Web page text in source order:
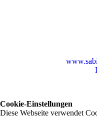
Cookie-Einstellungen
Diese Webseite verwendet